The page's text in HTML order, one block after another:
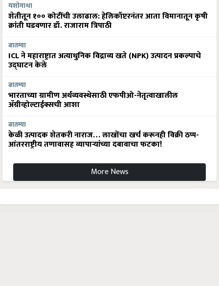
यशोगाथा
शेतीतून १०० कोटींची उलाढाल: हेलिकॉप्टरनंतर आता विमानातून कृषी
क्रांती घडवणार डॉ. राजाराम त्रिपाठी
बातम्या
ICL ने महाराष्ट्रात अत्याधुनिक विद्राव्य खते (NPK) उत्पादन प्रकल्पाचे
उद्घाटन केले
बातम्या
भारताच्या ग्रामीण अर्थव्यवस्थेसाठी एफपीओ-नेतृत्वाखालील
अ‍ॅग्रीव्होल्टाईक्सची आशा
बातम्या
केळी उत्पादक शेतकरी नाराज… लाखोंचा खर्च करूनही विक्री ठप्प-
आंतरराष्ट्रीय तणावासह व्यापाऱ्यांच्या दबावाचा फटका!
More News